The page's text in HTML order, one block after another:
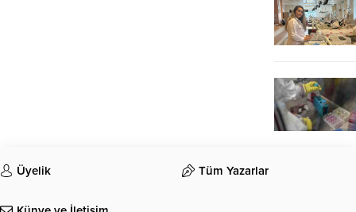
Üyelik Tüm Yazarlar